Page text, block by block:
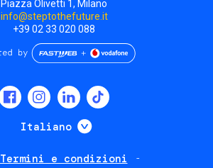
Piazza Olivetti 1, Milano
info@steptothefuture.it
+39 02 33 020 088
Italiano Mostra ulteriori
Termini e condizioni